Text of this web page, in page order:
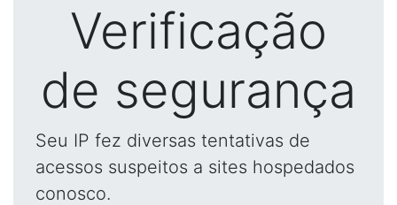
Verificação
de segurança
Seu IP fez diversas tentativas de
acessos suspeitos a sites hospedados
conosco.